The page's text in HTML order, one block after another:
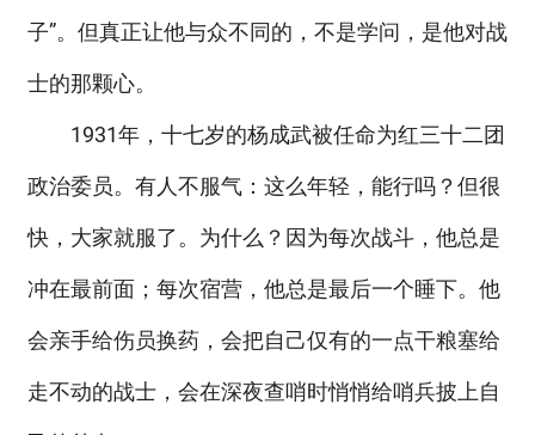
子”。但真正让他与众不同的，不是学问，是他对战
士的那颗心。
1931年，十七岁的杨成武被任命为红三十二团
政治委员。有人不服气：这么年轻，能行吗？但很
快，大家就服了。为什么？因为每次战斗，他总是
冲在最前面；每次宿营，他总是最后一个睡下。他
会亲手给伤员换药，会把自己仅有的一点干粮塞给
走不动的战士，会在深夜查哨时悄悄给哨兵披上自